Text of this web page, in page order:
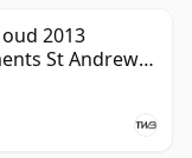
2013
St Andrews